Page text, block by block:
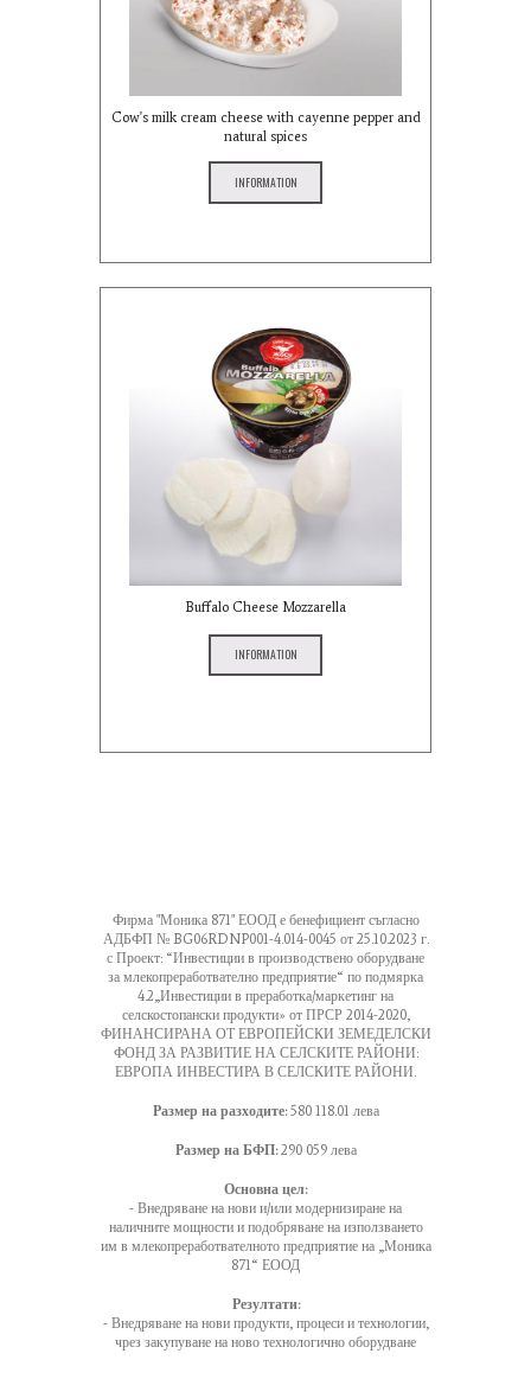
Cow's milk cream cheese with cayenne pepper and
natural spices
INFORMATION
Buffalo Cheese Mozzarella
INFORMATION
Фирма "Моника 871" ЕООД е бенефициент съгласно
АДБФП № BG06RDNP001-4.014-0045 от 25.10.2023 г.
с Проект: “Инвестиции в производствено оборудване
за млекопреработвателно предприятие“ по подмярка
4.2„Инвестиции в преработка/маркетинг на
селскостопански продукти» от ПРСР 2014-2020,
ФИНАНСИРАНА ОТ ЕВРОПЕЙСКИ ЗЕМЕДЕЛСКИ
ФОНД ЗА РАЗВИТИЕ НА СЕЛСКИТЕ РАЙОНИ:
ЕВРОПА ИНВЕСТИРА В СЕЛСКИТЕ РАЙОНИ.
Размер на разходите:580 118.01 лева
Размер на БФП:290 059 лева
Основна цел:
- Внедряване на нови и/или модернизиране на
наличните мощности и подобряване на използването
им в млекопреработвателното предприятие на „Моника
871“ ЕООД
Резултати:
- Внедряване на нови продукти, процеси и технологии,
чрез закупуване на ново технологично оборудване